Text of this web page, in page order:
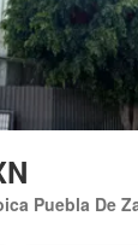
Puebla De